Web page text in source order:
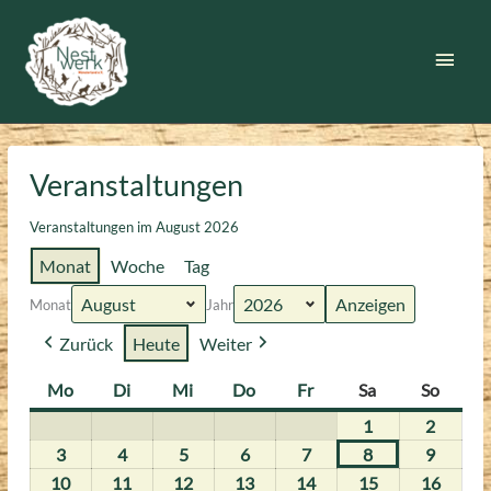
Inhalt
springen
Veranstaltungen
Veranstaltungen im August 2026
Monat Woche Tag
Monat Jahr
Zurück Heute Weiter
MoMontag
DiDienstag
Mi Mittwoch
Do Donnerstag
FrFreitagSa Samstag
So
1
August
2026
2
August
2026
33.
August
44.
August
55.
August
66.
August
77.
August
88.
August
99.
August
1010.
11 12 1313.
1414.
1515.
1616.